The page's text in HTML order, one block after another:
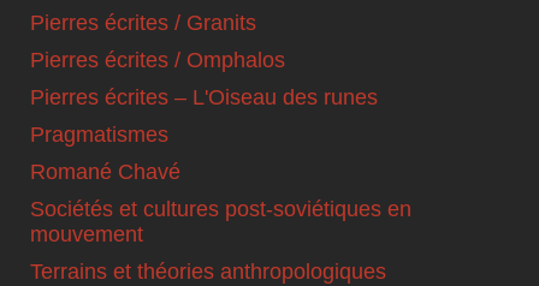
Pierres écrites / Granits
Pierres écrites / Omphalos
Pierres écrites – L'Oiseau des runes
Pragmatismes
Romané Chavé
Sociétés et cultures post-soviétiques en
mouvement
Terrains et théories anthropologiques